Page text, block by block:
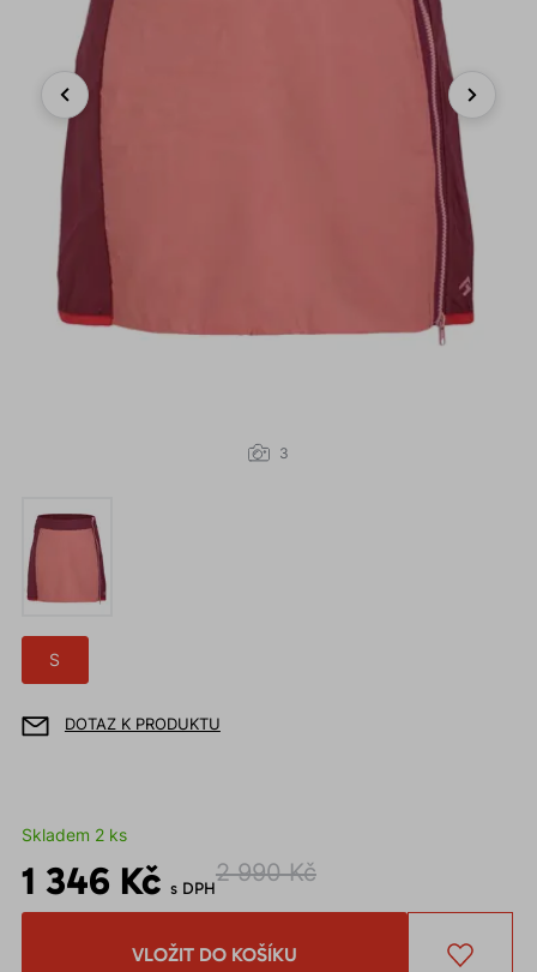
Previous Next
3
S
DOTAZ K PRODUKTU
Skladem 2 ks
1 346 Kč s DPH
2 990 Kč
VLOŽIT DO KOŠÍKU